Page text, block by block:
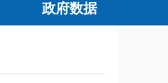
政府数据